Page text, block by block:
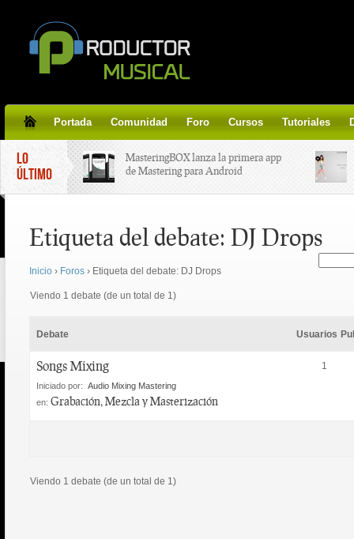
Portada Comunidad Foro Cursos Tutoriales
LO
ÚLTIMO
MasteringBOX lanza la primera app
de Mastering para Android
line gratis!
Korg lanza SDD-3000, el nuevo
Etiqueta del debate: DJ Drops
Inicio › Foros › Etiqueta del debate: DJ Drops
Viendo 1 debate (de un total de 1)
Debate Usuarios
Songs Mixing
Iniciado por: Audio Mixing Mastering
en: Grabación, Mezcla y Masterización
1
Viendo 1 debate (de un total de 1)